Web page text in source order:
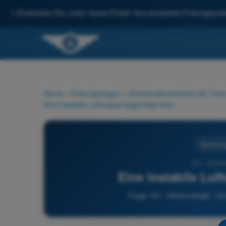
Entdecken Sie unser neues Portal: Ihre komplette
Home Prüfungsfragen Drohnenführerschein A2
Eine instabile Luftmasse begünstigt eher:
Eine instabile
Frage 121 - Meteorologie -